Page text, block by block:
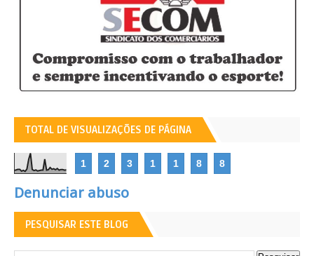
TOTAL DE VISUALIZAÇÕES DE PÁGINA
1 2 3 1 1 8 8
Denunciar abuso
PESQUISAR ESTE BLOG